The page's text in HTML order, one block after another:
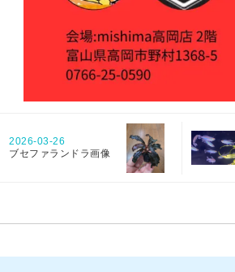
2026-03-26
ブセファランドラ画像